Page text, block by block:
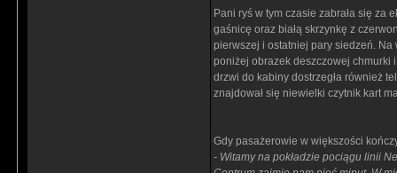
Pani ryś w tym czasie zabrała się za
gaśnicę oraz białą skrzynkę z
pierwszej i ostatniej pary siedzeń.
poniżej obrazek deszczowej chmurki
drzwi do kabiny dostrzegła również
znajdował się niewielki czytnik kart
Gdy pasażerowie w większości
- Witamy na pokładzie pociągu linii